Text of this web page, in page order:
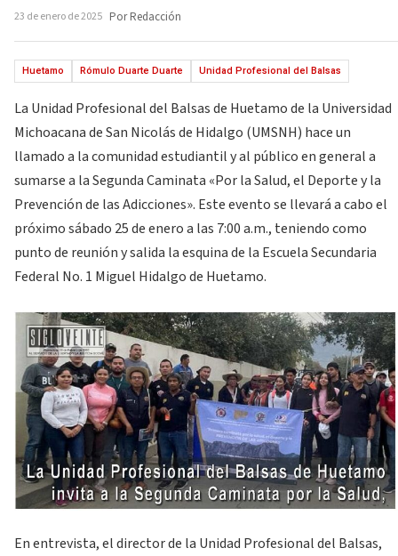
23 de enero de 2025 Por Redacción
Huetamo Rómulo Duarte Duarte Unidad Profesional del Balsas
La Unidad Profesional del Balsas de Huetamo de la Universidad
Michoacana de San Nicolás de Hidalgo (UMSNH) hace un
llamado a la comunidad estudiantil y al público en general a
sumarse a la Segunda Caminata «Por la Salud, el Deporte y la
Prevención de las Adicciones». Este evento se llevará a cabo el
próximo sábado 25 de enero a las 7:00 a.m., teniendo como
punto de reunión y salida la esquina de la Escuela Secundaria
Federal No. 1 Miguel Hidalgo de Huetamo.
En entrevista, el director de la Unidad Profesional del Balsas,